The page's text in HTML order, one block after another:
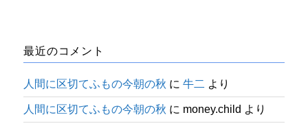
最近のコメント
人間に区切てふもの今朝の秋 に牛二 より
人間に区切てふもの今朝の秋 に money.child より